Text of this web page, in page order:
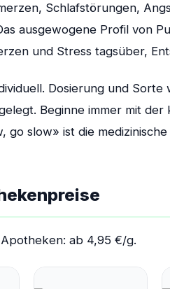
Schlafstörungen,
ausgewogene Profil von
und Stress tagsüber,
Dosierung und
Beginne immer mit der
slow» ist die medizinische
ab 4,95 €/g.